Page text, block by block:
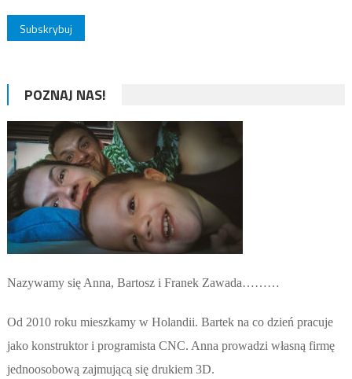
POZNAJ NAS!
Nazywamy się Anna, Bartosz i Franek Zawada………
Od 2010 roku mieszkamy w Holandii. Bartek na co dzień pracuje
jako konstruktor i programista CNC. Anna prowadzi własną firmę
jednoosobową zajmującą się drukiem 3D.